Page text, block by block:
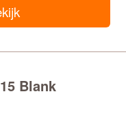
Blank